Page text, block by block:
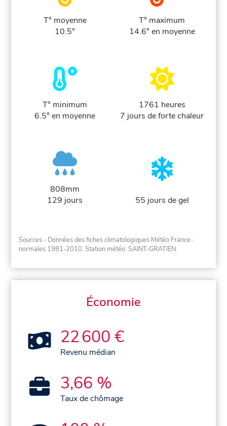
T° moyenne
10.5°
T° maximum
14.6° en moyenne
T° minimum
6.5° en moyenne
1761 heures
7 jours de forte chaleur
808mm
129 jours
55 jours de gel
Sources - Données des fiches climatologiques Météo France ·
normales 1981-2010. Station météo: SAINT-GRATIEN.
Économie
22 600 €
Revenu médian
3,66 %
Taux de chômage